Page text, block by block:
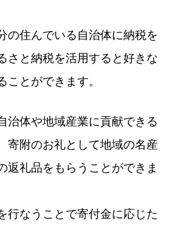
の住んでいる自治体に納税を
さと納税を活用すると好きな
ことができます。
治体や地域産業に貢献できる
寄附のお礼として地域の名産
返礼品をもらうことができま
行なうことで寄付金に応じた